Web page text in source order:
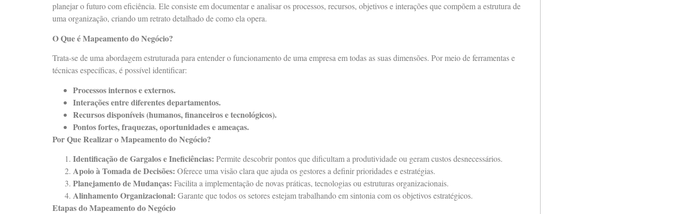
planejar o futuro com eficiência. Ele consiste em documentar e analisar os processos, recursos, objetivos e interações que compõem a estrutura de
uma organização, criando um retrato detalhado de como ela opera.
O Que é Mapeamento do Negócio?
Trata-se de uma abordagem estruturada para entender o funcionamento de uma empresa em todas as suas dimensões. Por meio de ferramentas e
técnicas específicas, é possível identificar:
Processos internos e externos.
Interações entre diferentes departamentos.
Recursos disponíveis (humanos, financeiros e tecnológicos).
Pontos fortes, fraquezas, oportunidades e ameaças.
Por Que Realizar o Mapeamento do Negócio?
Identificação de Gargalos e Ineficiências: Permite descobrir pontos que dificultam a produtividade ou geram custos desnecessários.
Apoio à Tomada de Decisões: Oferece uma visão clara que ajuda os gestores a definir prioridades e estratégias.
Planejamento de Mudanças: Facilita a implementação de novas práticas, tecnologias ou estruturas organizacionais.
Alinhamento Organizacional: Garante que todos os setores estejam trabalhando em sintonia com os objetivos estratégicos.
Etapas do Mapeamento do Negócio